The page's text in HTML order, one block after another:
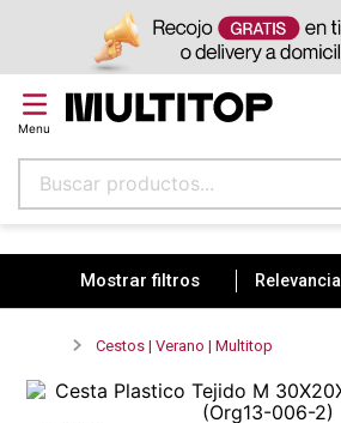
Buscar productos...
Relevancia
Cestos | Verano | Multitop
papel tapiz
espuma